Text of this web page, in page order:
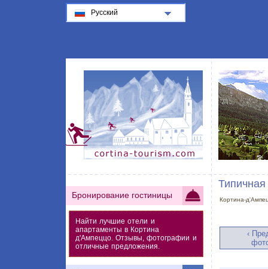
Типичная
Кортина-
‹
Бронирование гостиницы
Найти лучшие отели и
апартаменты в Кортина
д'Ампеццо. Отзывы, фотографии и
отличные предложения.
Русский